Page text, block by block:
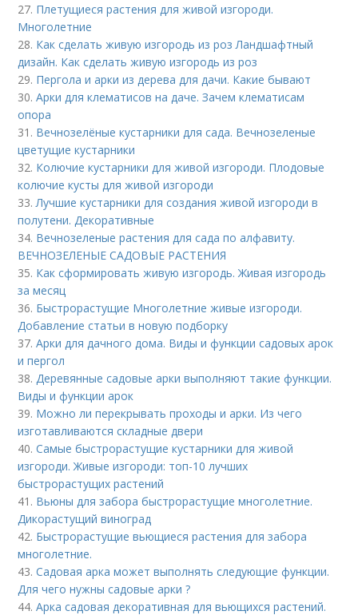
27. Плетущиеся растения для живой изгороди.
Многолетние
28. Как сделать живую изгородь из роз Ландшафтный
дизайн. Как сделать живую изгородь из роз
29. Пергола и арки из дерева для дачи. Какие бывают
30.Арки для клематисов на даче. Зачем клематисам
опора
31. Вечнозелёные кустарники для сада. Вечнозеленые
цветущие кустарники
32. Колючие кустарники для живой изгороди. Плодовые
колючие кусты для живой изгороди
33.Лучшие кустарники для создания живой изгороди в
полутени. Декоративные
34. Вечнозеленые растения для сада по алфавиту.
ВЕЧНОЗЕЛЕНЫЕ САДОВЫЕ РАСТЕНИЯ
35. Как сформировать живую изгородь. Живая изгородь
за месяц
36. Быстрорастущие Многолетние живые изгороди.
Добавление статьи в новую подборку
37.Арки для дачного дома. Виды и функции садовых арок
и пергол
38.Деревянные садовые арки выполняют такие функции.
Виды и функции арок
39. Можно ли перекрывать проходы и арки. Из чего
изготавливаются складные двери
40.Самые быстрорастущие кустарники для живой
изгороди. Живые изгороди: топ-10 лучших
быстрорастущих растений
41. Вьюны для забора быстрорастущие многолетние.
Дикорастущий виноград
42. Быстрорастущие вьющиеся растения для забора
многолетние.
43.Садовая арка может выполнять следующие функции.
Для чего нужны садовые арки ?
44.Арка садовая декоративная для вьющихся растений.